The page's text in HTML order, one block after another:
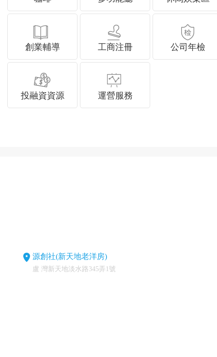
創業輔導 工商注冊 公司年檢
投融資資源 運營服務
源創社(新天地老洋房)
盧 灣新天地淡水路345弄1號